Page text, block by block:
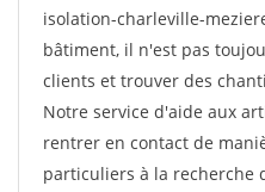
isolation-charleville-
bâtiment, il n'est pas
clients et trouver des
Notre service d'aide aux
rentrer en contact de
particuliers à la recherche